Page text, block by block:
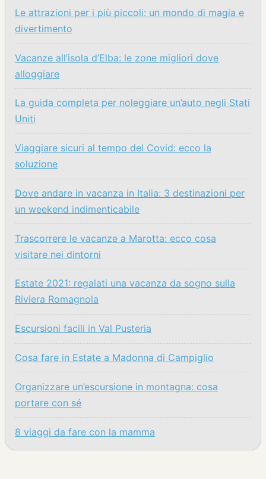
Le attrazioni per i più piccoli: un mondo di magia e
divertimento
Vacanze all’isola d’Elba: le zone migliori dove
alloggiare
La guida completa per noleggiare un’auto negli Stati
Uniti
Viaggiare sicuri al tempo del Covid: ecco la
soluzione
Dove andare in vacanza in Italia: 3 destinazioni per
un weekend indimenticabile
Trascorrere le vacanze a Marotta: ecco cosa
visitare nei dintorni
Estate 2021: regalati una vacanza da sogno sulla
Riviera Romagnola
Escursioni facili in Val Pusteria
Cosa fare in Estate a Madonna di Campiglio
Organizzare un’escursione in montagna: cosa
portare con sé
8 viaggi da fare con la mamma